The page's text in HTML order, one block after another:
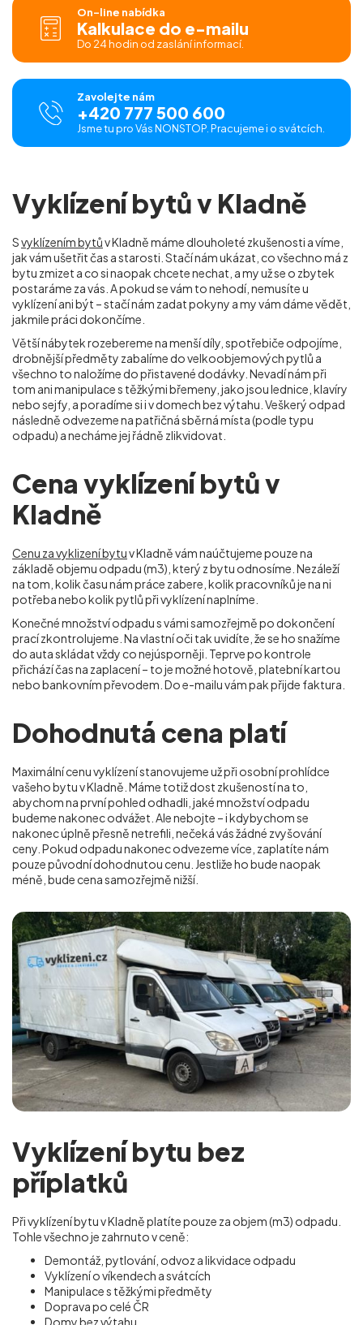
On-line nabídka
Kalkulace do e-mailu
Do 24 hodin od zaslání informací.
Zavolejte nám
+420 777 500 600
Jsme tu pro Vás NONSTOP. Pracujeme i o svátcích.
Vyklízení bytů v Kladně
Svyklízením bytův Kladně máme dlouholeté zkušenosti a víme,
jak vám ušetřit čas a starosti. Stačí nám ukázat, co všechno má z
bytu zmizet a co si naopak chcete nechat, a my už se o zbytek
postaráme za vás. A pokud se vám to nehodí, nemusíte u
vyklízení ani být – stačí nám zadat pokyny a my vám dáme vědět,
jakmile práci dokončíme.
Větší nábytek rozebereme na menší díly, spotřebiče odpojíme,
drobnější předměty zabalíme do velkoobjemových pytlů a
všechno to naložíme do přistavené dodávky. Nevadí nám při
tom ani manipulace s těžkými břemeny, jako jsou lednice, klavíry
nebo sejfy, a poradíme si i v domech bez výtahu. Veškerý odpad
následně odvezeme na patřičná sběrná místa (podle typu
odpadu) a necháme jej řádně zlikvidovat.
Cena vyklízení bytů v
Kladně
Cenu za vyklizení bytuv Kladně vám naúčtujeme pouze na
základě objemu odpadu (m3), který z bytu odnosíme. Nezáleží
na tom, kolik času nám práce zabere, kolik pracovníků je na ni
potřeba nebo kolik pytlů při vyklízení naplníme.
Konečné množství odpadu s vámi samozřejmě po dokončení
prací zkontrolujeme. Na vlastní oči tak uvidíte, že se ho snažíme
do auta skládat vždy co nejúsporněji. Teprve po kontrole
přichází čas na zaplacení – to je možné hotově, platební kartou
nebo bankovním převodem. Do e-mailu vám pak přijde faktura.
Dohodnutá cena platí
Maximální cenu vyklízení stanovujeme už při osobní prohlídce
vašeho bytu v Kladně. Máme totiž dost zkušeností na to,
abychom na první pohled odhadli, jaké množství odpadu
budeme nakonec odvážet. Ale nebojte – i kdybychom se
nakonec úplně přesně netrefili, nečeká vás žádné zvyšování
ceny. Pokud odpadu nakonec odvezeme více, zaplatíte nám
pouze původní dohodnutou cenu. Jestliže ho bude naopak
méně, bude cena samozřejmě nižší.
Vyklízení bytu bez
příplatků
Při vyklízení bytu v Kladně platíte pouze za objem (m3) odpadu.
Tohle všechno je zahrnuto v ceně:
Demontáž, pytlování, odvoz a likvidace odpadu
Vyklízení o víkendech a svátcích
Manipulace s těžkými předměty
Doprava po celé ČR
Domy bez výtahu